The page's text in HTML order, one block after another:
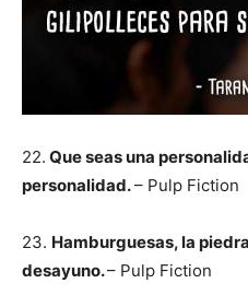
22. Que seas una
personalidad.– Pulp Fiction
23. Hamburguesas, la
desayuno.– Pulp Fiction